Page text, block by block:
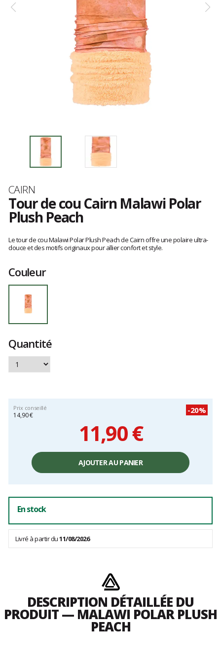
Marque
CAIRN
Tour de cou Cairn Malawi Polar
Plush Peach
avis
clients
Le tour de cou Malawi Polar Plush Peach de Cairn offre une polaire ultra-
douce et des motifs originaux pour allier confort et style.
Couleur
Quantité
Prix conseillé
14,90 €
-20%
11,90 €
unitaire,
AJOUTER AU PANIER
En stock
Livré à partir du11/08/2026
DESCRIPTION DÉTAILLÉE DU
PRODUIT — MALAWI POLAR PLUSH
PEACH